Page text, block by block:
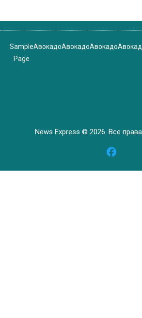
Sample
Page
АвокадоАвокадоАвокадо
News Express © 2026. Все